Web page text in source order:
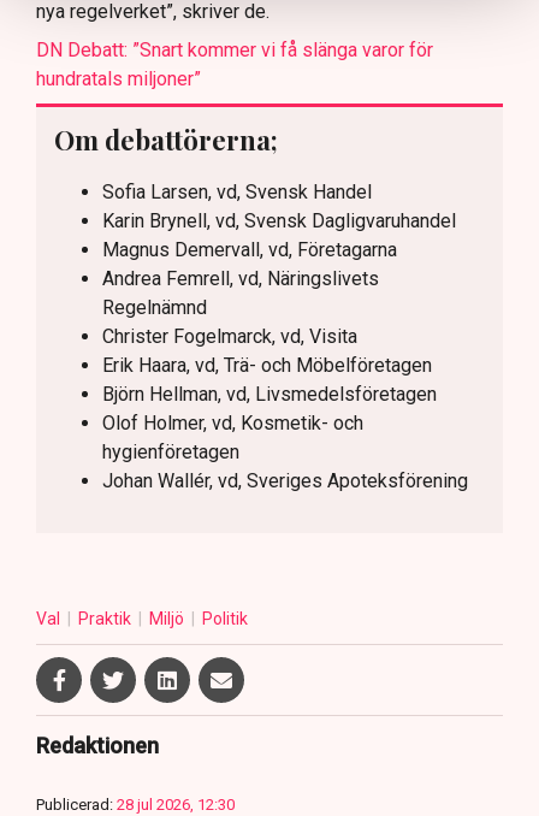
nya regelverket”, skriver de.
DN Debatt: ”Snart kommer vi få slänga varor för
hundratals miljoner”
Om debattörerna;
Sofia Larsen, vd, Svensk Handel
Karin Brynell, vd, Svensk Dagligvaruhandel
Magnus Demervall, vd, Företagarna
Andrea Femrell, vd, Näringslivets
Regelnämnd
Christer Fogelmarck, vd, Visita
Erik Haara, vd, Trä- och Möbelföretagen
Björn Hellman, vd, Livsmedelsföretagen
Olof Holmer, vd, Kosmetik- och
hygienföretagen
Johan Wallér, vd, Sveriges Apoteksförening
Val Praktik Miljö Politik
Redaktionen
Publicerad: 28 jul 2026, 12:30